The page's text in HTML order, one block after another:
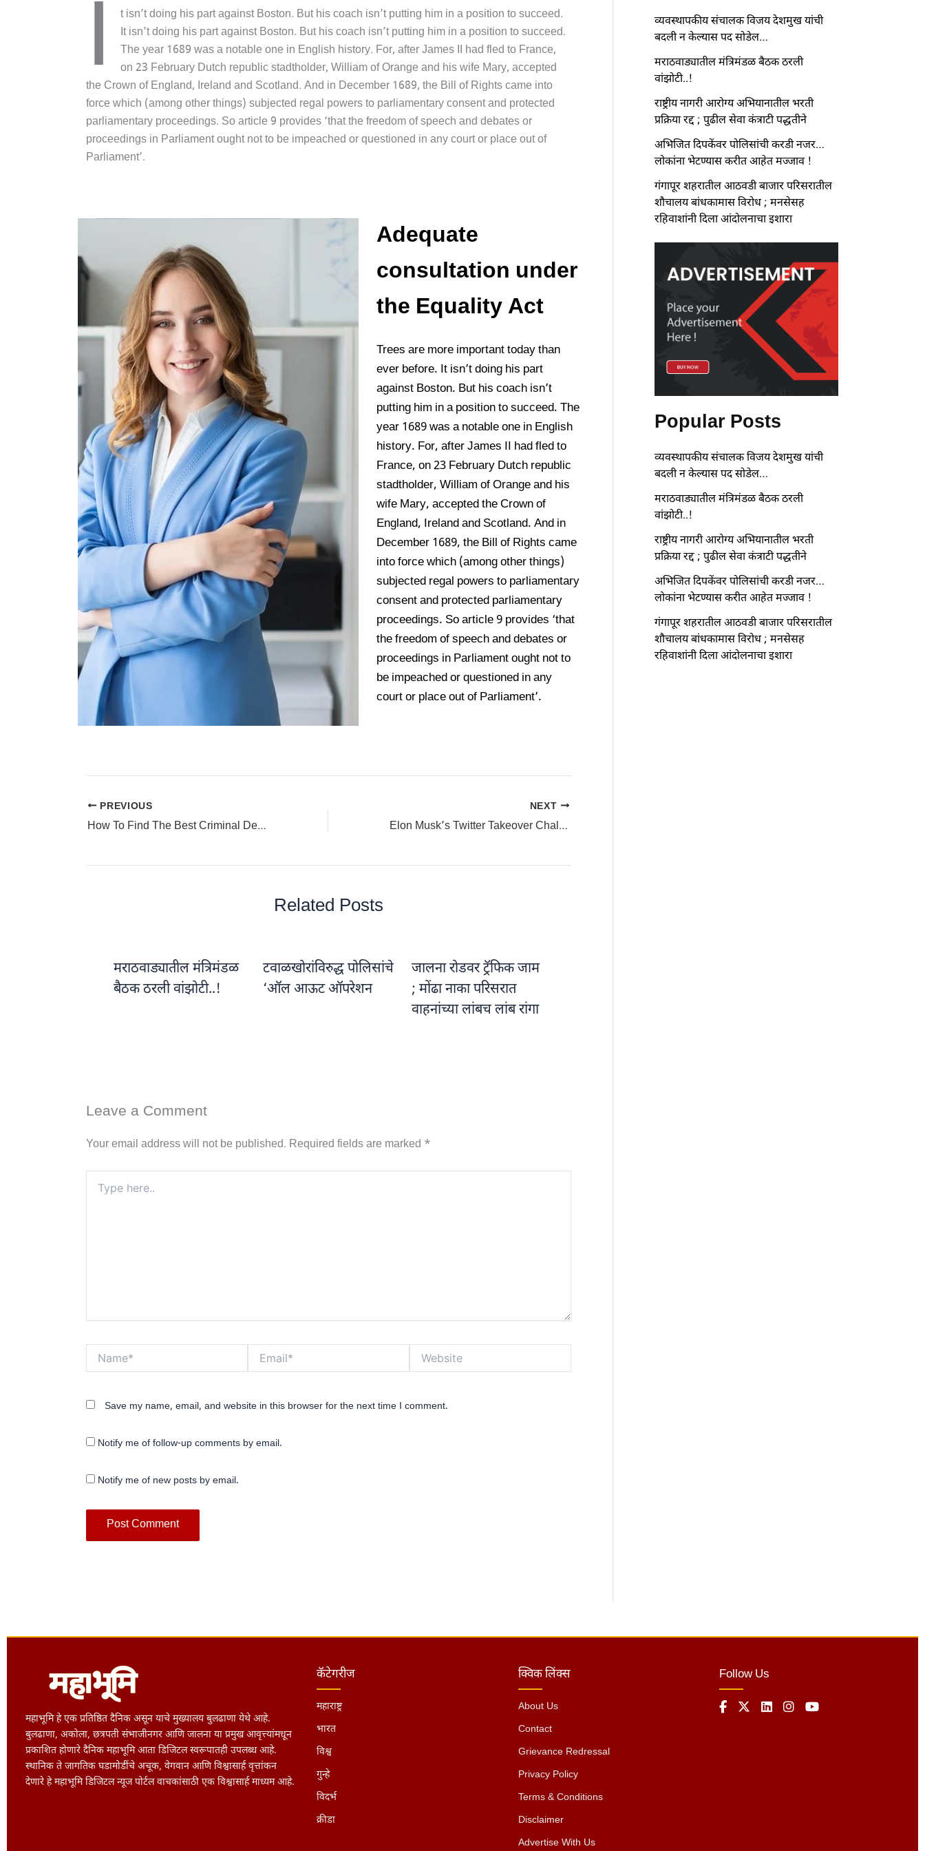
I
t isn’t doing his part against Boston. But his coach isn’t putting him in a position to succeed.
It isn’t doing his part against Boston. But his coach isn’t putting him in a position to succeed.
The year 1689 was a notable one in English history. For, after James II had fled to France,
on 23 February Dutch republic stadtholder, William of Orange and his wife Mary, accepted
the Crown of England, Ireland and Scotland. And in December 1689, the Bill of Rights came into
force which (among other things) subjected regal powers to parliamentary consent and protected
parliamentary proceedings. So article 9 provides ‘that the freedom of speech and debates or
proceedings in Parliament ought not to be impeached or questioned in any court or place out of
Parliament’.
Adequate
consultation under
the Equality Act
Trees are more important today than
ever before. It isn’t doing his part
against Boston. But his coach isn’t
putting him in a position to succeed. The
year 1689 was a notable one in English
history. For, after James II had fled to
France, on 23 February Dutch republic
stadtholder, William of Orange and his
wife Mary, accepted the Crown of
England, Ireland and Scotland. And in
December 1689, the Bill of Rights came
into force which (among other things)
subjected regal powers to parliamentary
consent and protected parliamentary
proceedings. So article 9 provides ‘that
the freedom of speech and debates or
proceedings in Parliament ought not to
be impeached or questioned in any
court or place out of Parliament’.
PREVIOUS
How To Find The Best Criminal Defense Attorney
NEXT
Elon Musk’s Twitter Takeover Challenged In Lawsuit
Related Posts
मराठवाड्यातील मंत्रिमंडळ
बैठक ठरली वांझोटी..!
टवाळखोरांविरुद्ध पोलिसांचे
‘ऑल आऊट ऑपरेशन
जालना रोडवर ट्रॅफिक जाम
; मोंढा नाका परिसरात
वाहनांच्या लांबच लांब रांगा
Leave a Comment
Your email address will not be published. Required fields are marked *
here..
Save my name, email, and website in this browser for the next time I comment.
Notify me of follow-up comments by email.
Notify me of new posts by email.
व्यवस्थापकीय संचालक विजय देशमुख यांची
बदली न केल्यास पद सोडेल…
मराठवाड्यातील मंत्रिमंडळ बैठक ठरली
वांझोटी..!
राष्ट्रीय नागरी आरोग्य अभियानातील भरती
प्रक्रिया रद्द ; पुढील सेवा कंत्राटी पद्धतीने
अभिजित दिपकेंवर पोलिसांची करडी नजर…
लोकांना भेटण्यास करीत आहेत मज्जाव !
गंगापूर शहरातील आठवडी बाजार परिसरातील
शौचालय बांधकामास विरोध ; मनसेसह
रहिवाशांनी दिला आंदोलनाचा इशारा
Popular Posts
व्यवस्थापकीय संचालक विजय देशमुख यांची
बदली न केल्यास पद सोडेल…
मराठवाड्यातील मंत्रिमंडळ बैठक ठरली
वांझोटी..!
राष्ट्रीय नागरी आरोग्य अभियानातील भरती
प्रक्रिया रद्द ; पुढील सेवा कंत्राटी पद्धतीने
अभिजित दिपकेंवर पोलिसांची करडी नजर…
लोकांना भेटण्यास करीत आहेत मज्जाव !
गंगापूर शहरातील आठवडी बाजार परिसरातील
शौचालय बांधकामास विरोध ; मनसेसह
रहिवाशांनी दिला आंदोलनाचा इशारा
महाभूमि हे एक प्रतिष्ठित दैनिक असून याचे मुख्यालय बुलढाणा येथे आहे.
बुलढाणा, अकोला, छत्रपती संभाजीनगर आणि जालना या प्रमुख आवृत्त्यांमधून
प्रकाशित होणारे दैनिक महाभूमि आता डिजिटल स्वरूपातही उपलब्ध आहे.
स्थानिक ते जागतिक घडामोडींचे अचूक, वेगवान आणि विश्वासार्ह वृत्तांकन
देणारे हे महाभूमि डिजिटल न्यूज पोर्टल वाचकांसाठी एक विश्वासार्ह माध्यम आहे.
कॅटेगरीज
महाराष्ट्र
भारत
विश्व
गुन्हे
विदर्भ
क्रीडा
क्विक लिंक्स
About Us
Contact
Grievance Redressal
Privacy Policy
Terms & Conditions
Disclaimer
Advertise With Us
Follow Us